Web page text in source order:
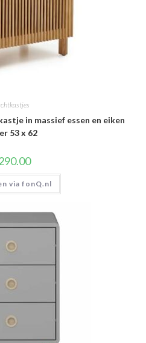
in massief essen en eiken
53 x 62
via fonQ.nl